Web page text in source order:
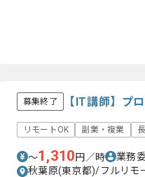
募集終了 【IT講師】プ
リモートOK 副業・複業
〜1,310円／時 業務
秋葉原(東京都)/フルリモ